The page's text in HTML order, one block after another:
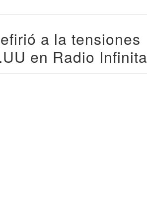
a la tensiones
en Radio Infinita